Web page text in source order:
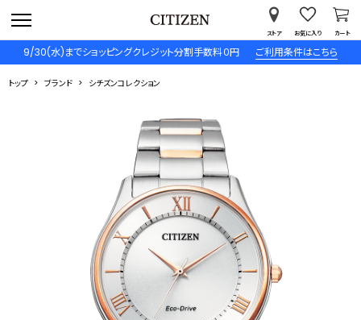
9/30(水)までショッピングクレジット分割手数料０円 ご利用条件はこちら
ストア お気に入り カート
トップ ブランド シチズンコレクション